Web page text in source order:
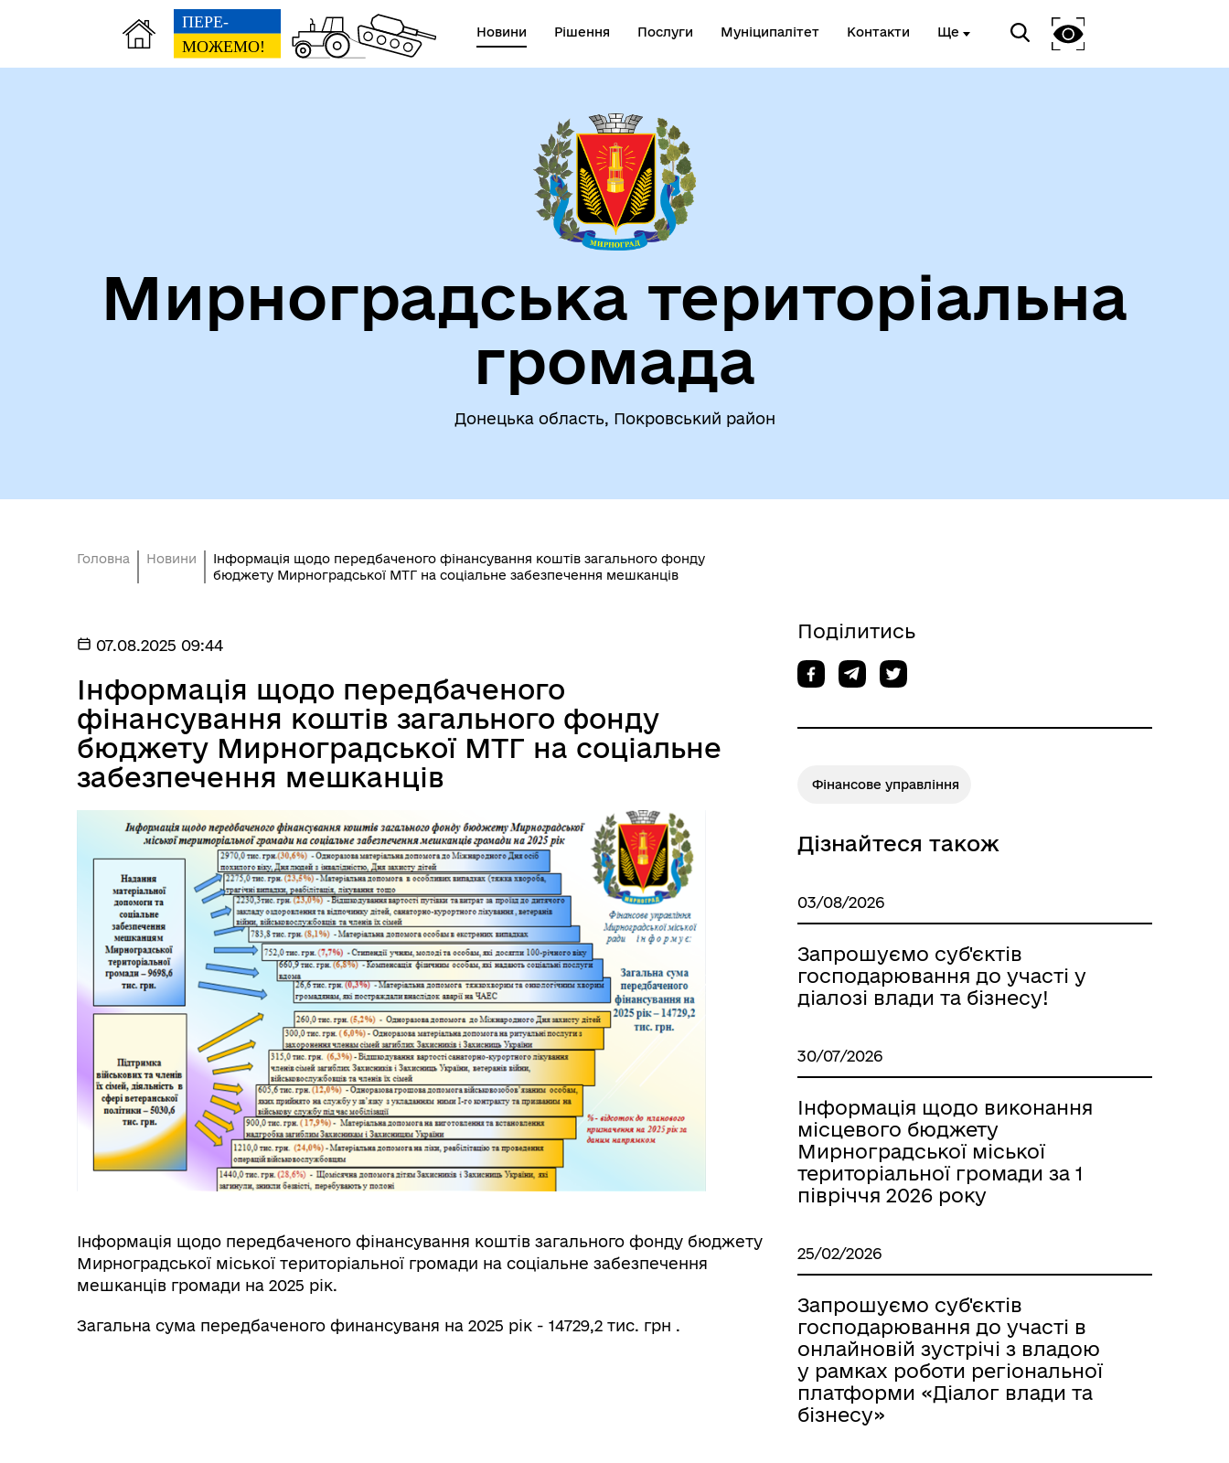
Новини Рішення Послуги Муніципалітет Контакти Ще
Стратегія розвитку громади
СТАТУТ МИРНОГРАДСЬКОЇ
МІСЬКОЇ ТЕРИТОРІАЛЬНОЇ
ГРОМАДИ
Фінанси
Мирноградська територіальна
громада
Донецька область, Покровський район
Головна Новини
Інформація щодо передбаченого фінансування коштів загального фонду
бюджету Мирноградської МТГ на соціальне забезпечення мешканців
07.08.2025 09:44
Інформація щодо передбаченого
фінансування коштів загального фонду
бюджету Мирноградської МТГ на соціальне
забезпечення мешканців
Інформація щодо передбаченого фінансування коштів загального фонду бюджету
Мирноградської міської територіальної громади на соціальне забезпечення
мешканців громади на 2025 рік.
Загальна сума передбаченого финансуваня на 2025 рік - 14729,2 тис. грн .
Поділитись
Фінансове управління
Дізнайтеся також
03/08/2026
Запрошуємо суб'єктiв
господарювання до участі у
діалозі влади та бізнесу!
30/07/2026
Інформація щодо виконання
місцевого бюджету
Мирноградської міської
територіальної громади за 1
півріччя 2026 року
25/02/2026
Запрошуємо суб'єктів
господарювання до участі в
онлайновій зустрічі з владою
у рамках роботи регіональної
платформи «Діалог влади та
бізнесу»